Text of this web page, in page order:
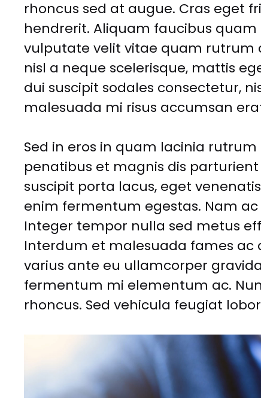
rhoncus sed at augue. Cras eget
hendrerit. Aliquam faucibus
vulputate velit vitae quam rutrum
nisl a neque scelerisque, mattis
dui suscipit sodales consectetur,
malesuada mi risus accumsan
Sed in eros in quam lacinia
penatibus et magnis dis
suscipit porta lacus, eget
enim fermentum egestas. Nam
Integer tempor nulla sed metus
Interdum et malesuada fames ac
varius ante eu ullamcorper
fermentum mi elementum ac.
rhoncus. Sed vehicula feugiat